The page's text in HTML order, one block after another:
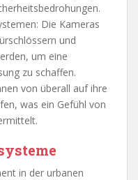
Die Kameras
und
um eine
zu schaffen.
von überall auf ihre
was ein Gefühl von
in der urbanen